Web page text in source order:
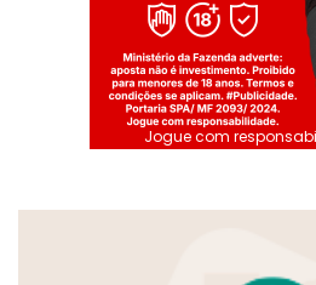
Jogue com